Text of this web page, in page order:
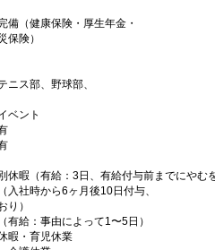
（健康保険・厚生年金・
保険）
ス部、野球部、
ベント
暇（有給：3日、有給付与前までにやむ
社時から6ヶ月後10日付与、
り）
給：事由によって1〜5日）
暇・育児休業